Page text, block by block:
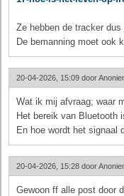
Ze hebben de tracker
De bemanning moet ook
20-04-2026, 15:09 door
Wat ik mij afvraag; waar
Het bereik van Bluetooth
En hoe wordt het signaal
20-04-2026, 15:28 door
Gewoon ff alle post door